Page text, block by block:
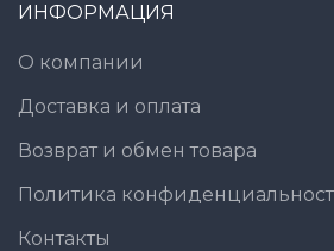
ИНФОРМАЦИЯ
О компании
Доставка и оплата
Возврат и обмен товара
Политика
Контакты